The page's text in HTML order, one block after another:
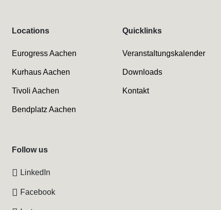
Locations
Eurogress Aachen
Kurhaus Aachen
Tivoli Aachen
Bendplatz Aachen
Quicklinks
Veranstaltungskalender
Downloads
Kontakt
Follow us
LinkedIn
Facebook